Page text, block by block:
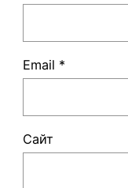
Email *
Сайт